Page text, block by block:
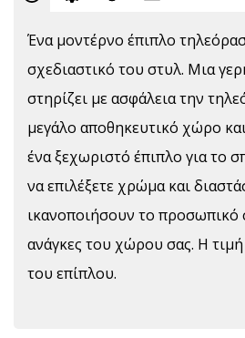
Ένα μοντέρνο έπιπλο
σχεδιαστικό του στυλ. Μια
στηρίζει με ασφάλεια την
μεγάλο αποθηκευτικό χώρο
ένα ξεχωριστό έπιπλο για το
να επιλέξετε χρώμα και
ικανοποιήσουν το προσωπικό
ανάγκες του χώρου σας. Η
του επίπλου.